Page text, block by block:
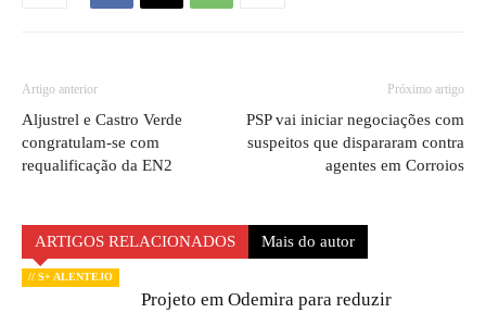
Artigo anterior
Aljustrel e Castro Verde
congratulam-se com
requalificação da EN2
Próximo artigo
PSP vai iniciar negociações com
suspeitos que dispararam contra
agentes em Corroios
ARTIGOS RELACIONADOS Mais do autor
// S+ ALENTEJO
Projeto em Odemira para reduzir